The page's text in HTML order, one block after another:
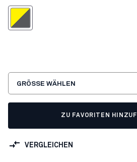
Vis Gelb/Grau
GRÖSSE WÄHLEN
ZU FAVORITEN
VERGLEICHEN